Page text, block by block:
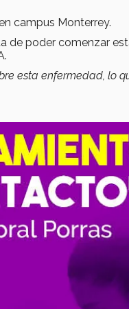
campus Monterrey.
de poder comenzar
esta enfermedad, lo